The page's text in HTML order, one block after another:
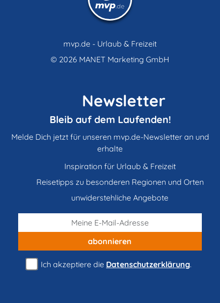
mvp.de - Urlaub & Freizeit
© 2026 MANET Marketing GmbH
Newsletter
Bleib auf dem Laufenden!
Melde Dich jetzt für unseren mvp.de-Newsletter an und
erhalte
Inspiration für Urlaub & Freizeit
Reisetipps zu besonderen Regionen und Orten
unwiderstehliche Angebote
abonnieren
Ich akzeptiere die Datenschutzerklärung.